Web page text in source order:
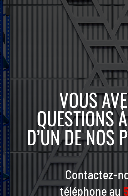
VOUS
QUESTIONS
D’UN DE NOS
Contactez-
téléphone au